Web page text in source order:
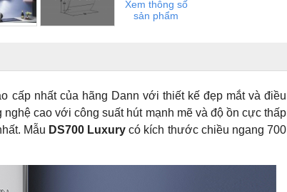
Xem thông số
sản phẩm
cấp nhất của hãng Dann với thiết kế đẹp mắt và điều
cao với công suất hút mạnh mẽ và độ ồn cực thấp
Mẫu DS700 Luxury có kích thước chiều ngang 700